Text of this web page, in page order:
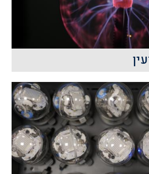
קרא עוד
בהרצאה זו ייחשפו למבנה
הכוחות הפועלים בו, סוגי
הרדיואקטיביות, המאפיינים
וכיצד מודדים אותן.